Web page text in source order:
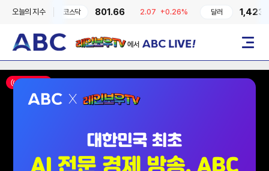
오늘의 지수
0.41% 코스닥 801.66 2.07 +0.26% 1,423.60
레인보우TV에서 ABC LIVE! 메뉴
ON AIR